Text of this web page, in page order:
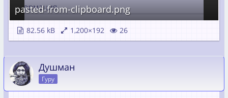
pasted-from-clipboard.png
82.56 kB 1,200×192 26
Душман
Гуру